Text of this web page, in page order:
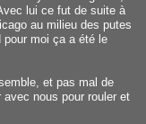
lui ce fut de suite à
au milieu des putes
pour moi ça a été le
et pas mal de
nous pour rouler et